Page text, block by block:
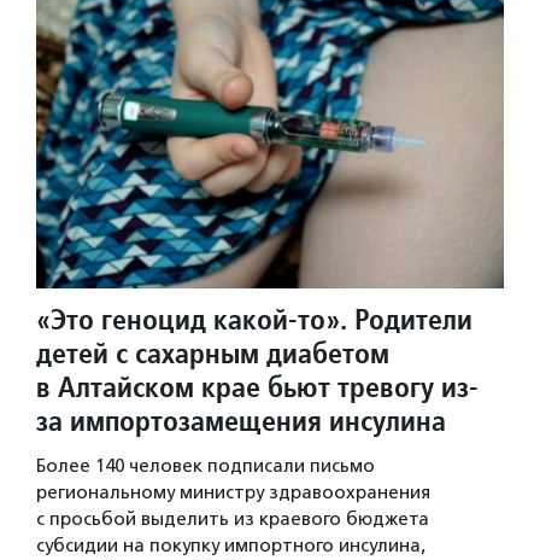
«Это геноцид какой-то». Родители
детей с сахарным диабетом
в Алтайском крае бьют тревогу из-
за импортозамещения инсулина
Более 140 человек подписали письмо
региональному министру здравоохранения
с просьбой выделить из краевого бюджета
субсидии на покупку импортного инсулина,